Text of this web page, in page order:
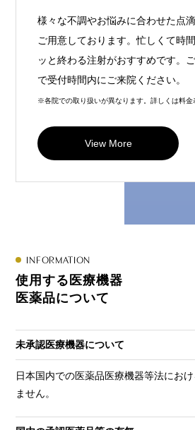
様々な不調やお悩みに合わせた点
ご用意しております。忙しくて時
ッと終わる注射がおすすめです。
で受付時間内にご来院ください。
※各院での取り扱いが異なります。詳しくは料金
View More
INFORMATION
使用する医療機器
医薬品について
未承認医療機器について
日本国内での医薬品医療機器等法にお
ません。